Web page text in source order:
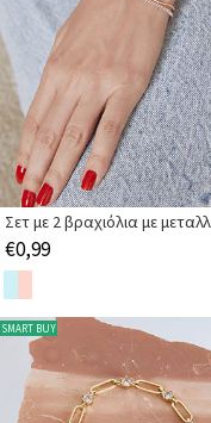
€0,99
SMART BUY